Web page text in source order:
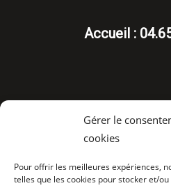
Gérer le
cookies
Pour offrir les meilleures expériences,
telles que les cookies pour stocker et/
Accueil :